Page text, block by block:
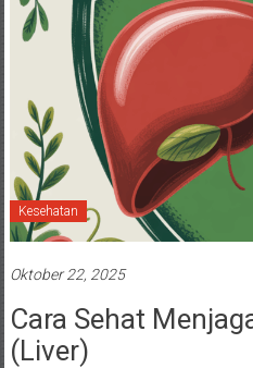
Kesehatan
Oktober 22, 2025
Cara Sehat
(Liver)